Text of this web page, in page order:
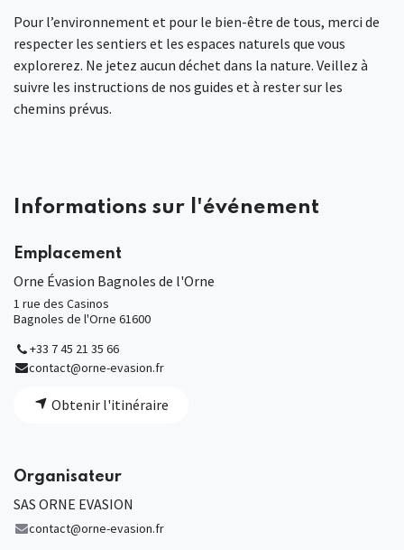
Pour l’environnement et pour le bien-être de tous, merci de
respecter les sentiers et les espaces naturels que vous
explorerez. Ne jetez aucun déchet dans la nature. Veillez à
suivre les instructions de nos guides et à rester sur les
chemins prévus.
Informations sur l'événement
Emplacement
Orne Évasion Bagnoles de l'Orne
1 rue des Casinos
Bagnoles de l'Orne 61600
+33 7 45 21 35 66
contact@orne-evasion.fr
Obtenir l'itinéraire
Organisateur
SAS ORNE EVASION
contact@orne-evasion.fr